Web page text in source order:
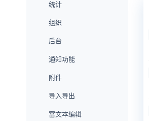
统计
组织
后台
通知功能
附件
导入导出
富文本编辑